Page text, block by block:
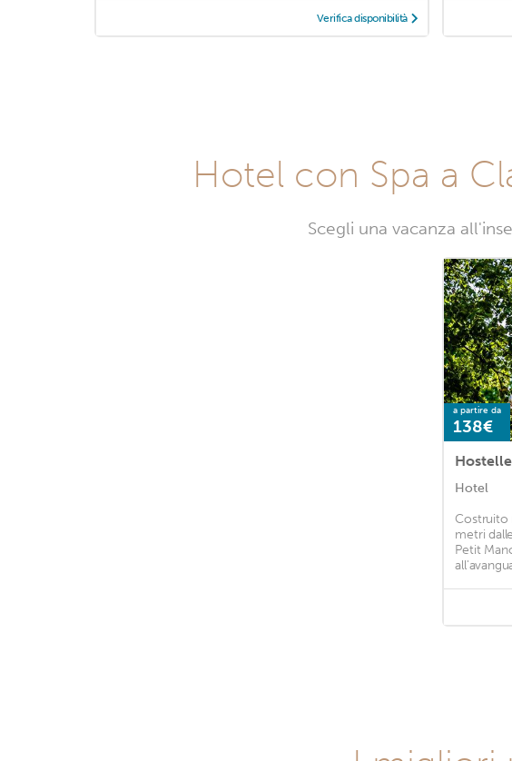
Verifica disponibilità
Hotel con Spa a
Scegli una vacanza
a partire da
138€
Hotel
Costruito
metri
Petit